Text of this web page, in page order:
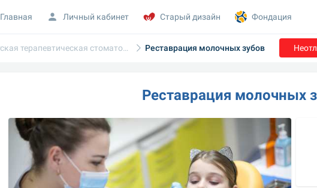
Детская терапевтическая стоматология Реставрация молочных зубов
Реставрация молочных
Главная Личный кабинет Старый дизайн Фондация